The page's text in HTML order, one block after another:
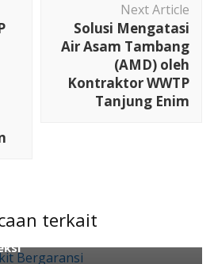
Next Article
Solusi Mengatasi
Air Asam Tambang
(AMD) oleh
Kontraktor WWTP
Tanjung Enim
terkait
Water Treatment
Cara Pengolahan Limbah